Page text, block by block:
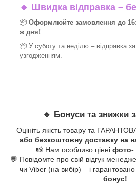
🔹 Швидка відправка –
📦 Оформлюйте замовлення до
ж дня!
📦 У суботу та неділю – відправка за
узгодженням.
🔹 Бонуси та знижки
Оцініть якість товару та
або безкоштовну доставку на
📸 Нам особливо цінні фото-
💬 Повідомте про свій відгук
чи Viber (на вибір) – і
бонус!